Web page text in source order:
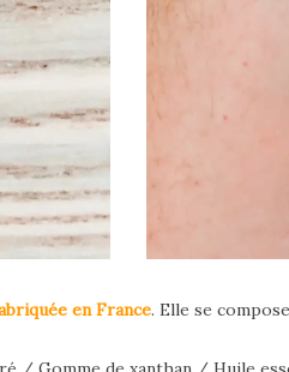
en France. Elle se